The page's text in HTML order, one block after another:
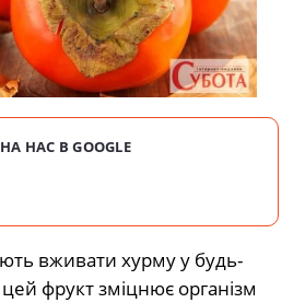
НАС В GOOGLE
вживати хурму у будь-
фрукт зміцнює організм